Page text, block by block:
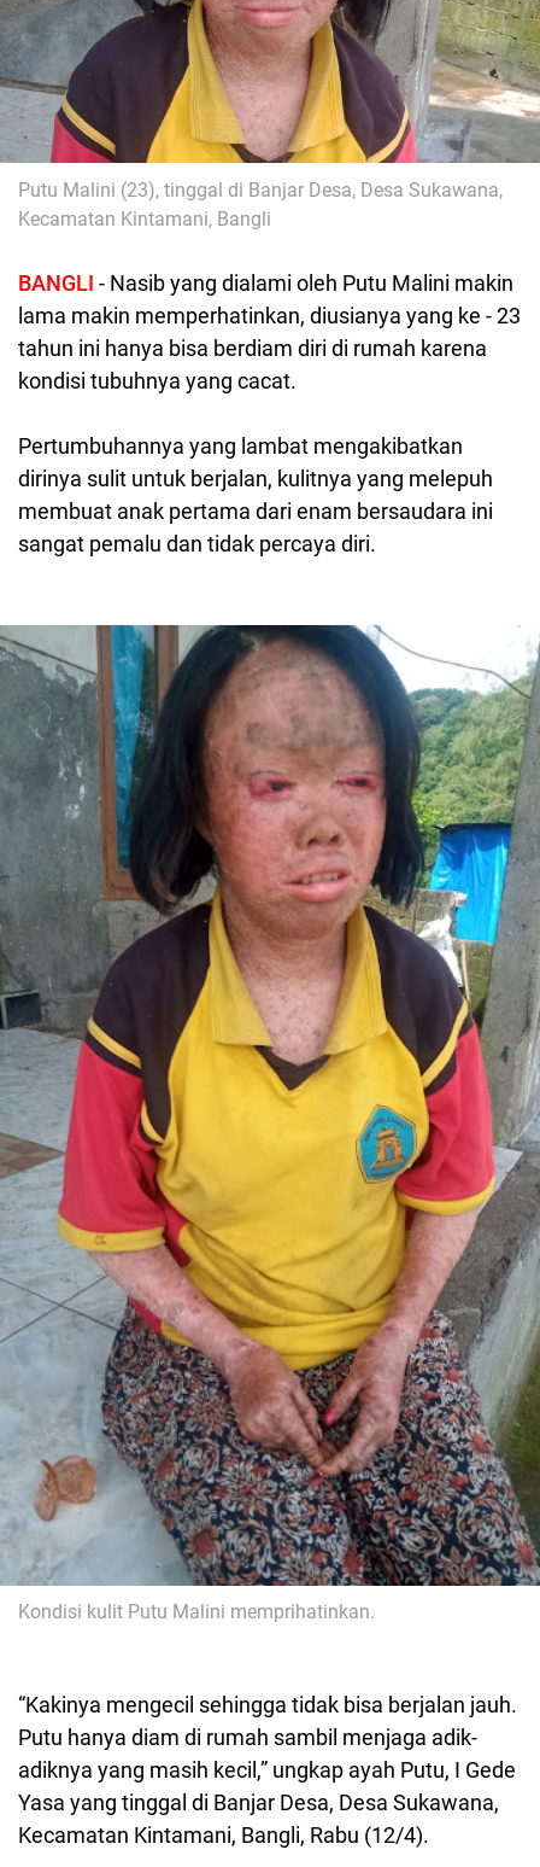
Putu Malini (23), tinggal di Banjar Desa, Desa Sukawana,
Kecamatan Kintamani, Bangli
BANGLI - Nasib yang dialami oleh Putu Malini makin
lama makin memperhatinkan, diusianya yang ke - 23
tahun ini hanya bisa berdiam diri di rumah karena
kondisi tubuhnya yang cacat.
Pertumbuhannya yang lambat mengakibatkan
dirinya sulit untuk berjalan, kulitnya yang melepuh
membuat anak pertama dari enam bersaudara ini
sangat pemalu dan tidak percaya diri.
Kondisi kulit Putu Malini memprihatinkan.
“Kakinya mengecil sehingga tidak bisa berjalan jauh.
Putu hanya diam di rumah sambil menjaga adik-
adiknya yang masih kecil,” ungkap ayah Putu, I Gede
Yasa yang tinggal di Banjar Desa, Desa Sukawana,
Kecamatan Kintamani, Bangli, Rabu (12/4).